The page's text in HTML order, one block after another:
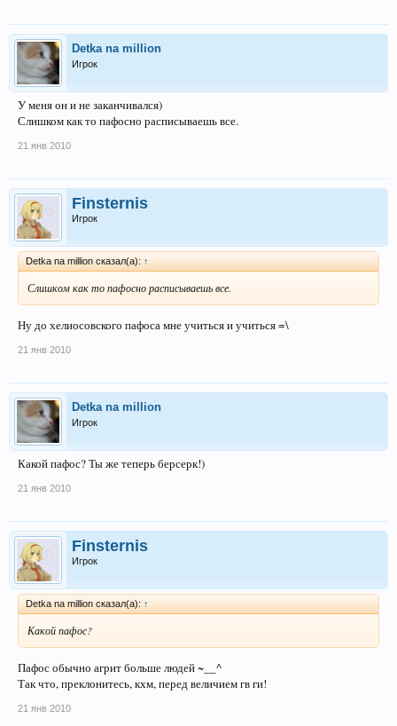
Detka na million
Игрок
У меня он и не заканчивался)
Слишком как то пафосно расписываешь все.
21 янв 2010
Finsternis
Игрок
Detka na million сказал(а): ↑
Слишком как то пафосно расписываешь все.
Ну до хелиосовского пафоса мне учиться и учиться =\
21 янв 2010
Detka na million
Игрок
Какой пафос? Ты же теперь берсерк!)
21 янв 2010
Finsternis
Игрок
Detka na million сказал(а): ↑
Какой пафос?
Пафос обычно агрит больше людей ~__^
Так что, преклонитесь, кхм, перед величием гв ги!
21 янв 2010